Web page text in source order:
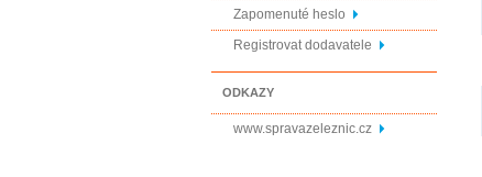
Zapomenuté heslo
Registrovat dodavatele
ODKAZY
www.spravazeleznic.cz